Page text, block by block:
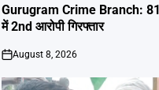
IN
Gurugram Crime Branch:
में 2nd आरोपी गिरफ्तार
on
August 8, 2026